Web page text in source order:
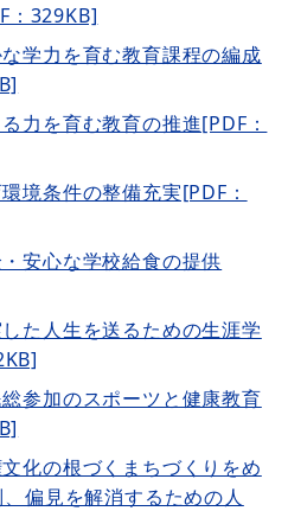
：329KB]
学力を育む教育課程の編成
力を育む教育の推進[PDF：
境条件の整備充実[PDF：
安心な学校給食の提供
た人生を送るための生涯学
参加のスポーツと健康教育
化の根づくまちづくりをめ
偏見を解消するための人